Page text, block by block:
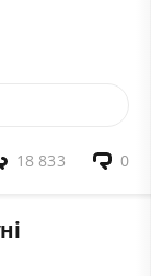
0
18 833